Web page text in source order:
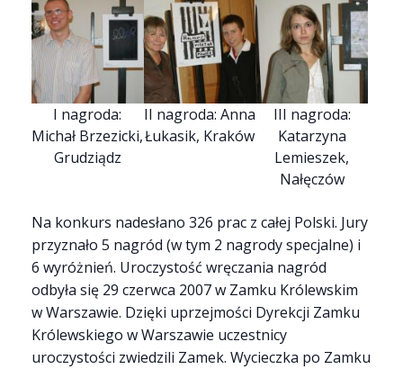
I nagroda:
Michał Brzezicki,
Grudziądz
II nagroda: Anna
Łukasik, Kraków
III nagroda:
Katarzyna
Lemieszek,
Nałęczów
Na konkurs nadesłano 326 prac z całej Polski. Jury
przyznało 5 nagród (w tym 2 nagrody specjalne) i
6 wyróżnień. Uroczystość wręczania nagród
odbyła się 29 czerwca 2007 w Zamku Królewskim
w Warszawie. Dzięki uprzejmości Dyrekcji Zamku
Królewskiego w Warszawie uczestnicy
uroczystości zwiedzili Zamek. Wycieczka po Zamku